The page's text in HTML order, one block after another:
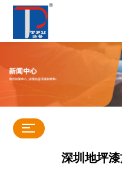
深圳地坪